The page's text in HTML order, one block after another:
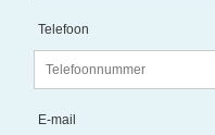
Telefoon
E-mail